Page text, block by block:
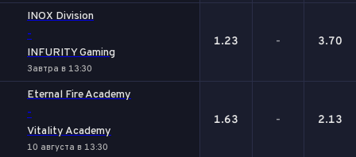
INOX Division
-
INFURITY Gaming
Завтра в 13:30
1.23 - 3.70
Eternal Fire Academy
-
Vitality Academy
10 августа в 13:30
1.63 - 2.13